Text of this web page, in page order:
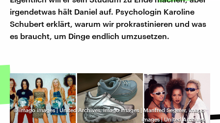
irgendetwas hält Daniel auf. Psychologin Karoline
Schubert erklärt, warum wir prokrastinieren und was
es braucht, um Dinge endlich umzusetzen.
©imago images | United Archives, imago images | Manfred Segerer, imago
images | United Archives